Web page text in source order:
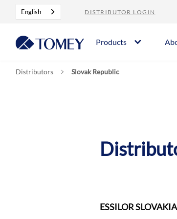
English DISTRIBUTOR LOGIN
Products
Distributors Slovak Republic
ESSILOR